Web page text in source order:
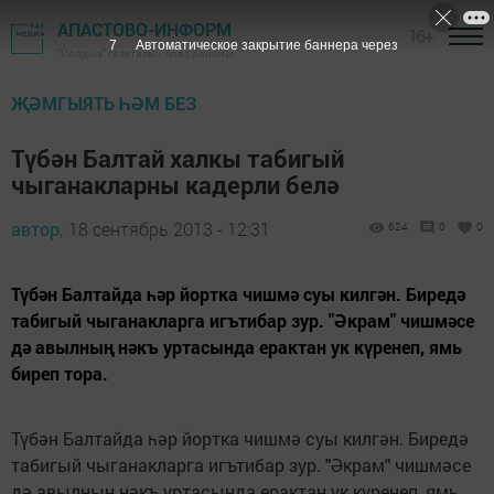
АПАСТОВО-ИНФОРМ
"Йолдыз" газетасы - Апас районы
ҖӘМГЫЯТЬ ҺӘМ БЕЗ
Түбән Балтай халкы табигый
чыганакларны кадерли белә
автор, 18 сентябрь 2013 - 12:31 624 0 0
Түбән Балтайда һәр йортка чишмә суы килгән. Биредә
табигый чыганакларга игътибар зур. "Әкрам" чишмәсе
дә авылның нәкъ уртасында ерактан ук күренеп, ямь
биреп тора.
Түбән Балтайда һәр йортка чишмә суы килгән. Биредә
табигый чыганакларга игътибар зур. "Әкрам" чишмәсе
6 Автоматическое закрытие баннера через